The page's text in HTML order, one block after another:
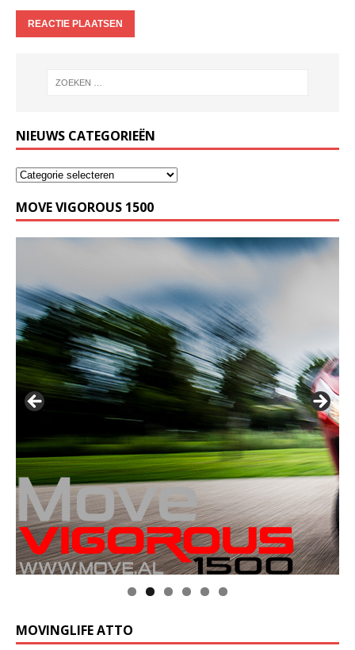
NIEUWS CATEGORIEËN
MOVE VIGOROUS 1500
MOVINGLIFE ATTO